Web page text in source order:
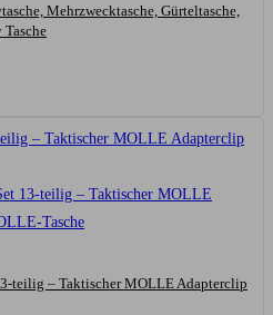
Mehrzwecktasche, Gürteltasche,
teilig – Taktischer MOLLE Adapterclip